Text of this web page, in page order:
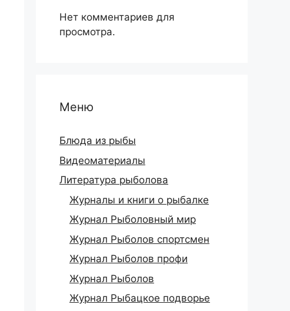
Нет комментариев для
просмотра.
Меню
Блюда из рыбы
Видеоматериалы
Литература рыболова
Журналы и книги о рыбалке
Журнал Рыболовный мир
Журнал Рыболов спортсмен
Журнал Рыболов профи
Журнал Рыболов
Журнал Рыбацкое подворье